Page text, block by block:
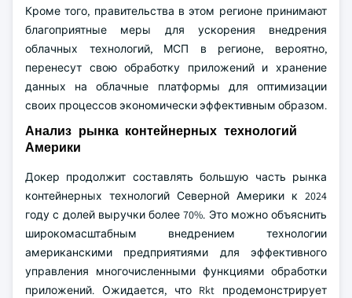
Кроме того, правительства в этом регионе принимают
благоприятные меры для ускорения внедрения
облачных технологий, МСП в регионе, вероятно,
перенесут свою обработку приложений и хранение
данных на облачные платформы для оптимизации
своих процессов экономически эффективным образом.
Анализ рынка контейнерных технологий
Америки
Докер продолжит составлять большую часть рынка
контейнерных технологий Северной Америки к 2024
году с долей выручки более 70%. Это можно объяснить
широкомасштабным внедрением технологии
американскими предприятиями для эффективного
управления многочисленными функциями обработки
приложений. Ожидается, что Rkt продемонстрирует